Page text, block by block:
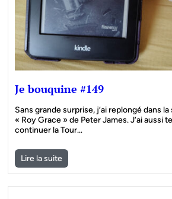
Je bouquine #149
Sans grande surprise, j’ai replongé dans la
« Roy Grace » de Peter James. J’ai aussi
continuer la Tour…
Lire la suite